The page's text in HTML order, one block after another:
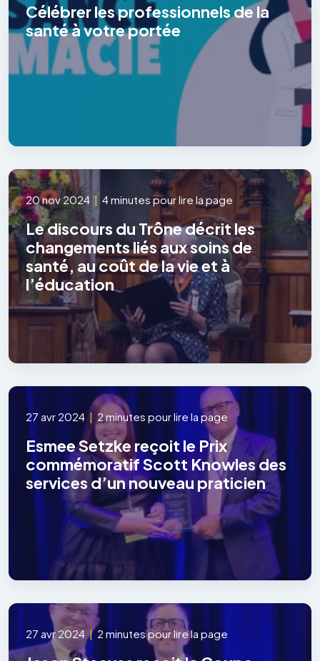
Célébrer les professionnels de la
santé à votre portée
20 nov 2024 | 4 minutes pour lire la page
Le discours du Trône décrit les
changements liés aux soins de
santé, au coût de la vie et à
l’éducation
27 avr 2024 | 2 minutes pour lire la page
Esmee Setzke reçoit le Prix
commémoratif Scott Knowles des
services d’un nouveau praticien
27 avr 2024|2 minutes pour lire la page